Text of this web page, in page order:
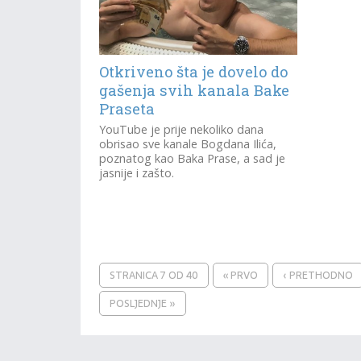
Otkriveno šta je dovelo do
gašenja svih kanala Bake
Praseta
YouTube je prije nekoliko dana
obrisao sve kanale Bogdana Ilića,
poznatog kao Baka Prase, a sad je
jasnije i zašto.
STRANICA 7 OD 40 « PRVO ‹ PRETHODNO
POSLJEDNJE »